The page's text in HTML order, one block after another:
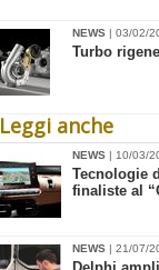
NEWS | 03/02/
Turbo
Leggi anche
NEWS | 10/03/
Tecnologie
finaliste al
NEWS | 21/07/